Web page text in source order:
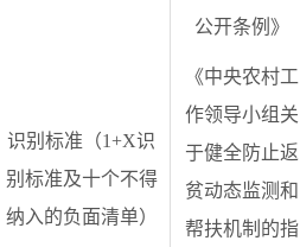
识别标准（1+X识
别标准及十个不得
纳入的负面清单）
公开条例》
《中央农村工
作领导小组关
于健全防止返
贫动态监测和
帮扶机制的指